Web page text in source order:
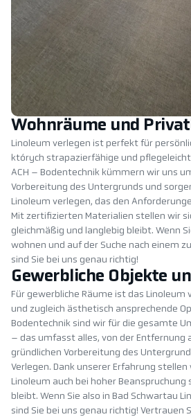
Wohnräume und
Linoleum verlegen ist perfekt für
których strapazierfähige und
ACH – Bodentechnik kümmern wir uns
Vorbereitung des Untergrunds und
Linoleum verlegen, das den
Mit zertifizierten Materialien stellen wir
gleichmäßig und langlebig bleibt. Wenn
wohnen und auf der Suche nach einem
sind Sie bei uns genau richtig!
Gewerbliche Objekte
Für gewerbliche Räume ist das Linoleum
und zugleich ästhetisch ansprechende
Bodentechnik sind wir für die gesamte
– das umfasst alles, von der Entfernung
gründlichen Vorbereitung des
Verlegen. Dank unserer Erfahrung stellen
Linoleum auch bei hoher Beanspruchung
bleibt. Wenn Sie also in Bad Schwartau
sind Sie bei uns genau richtig! Vertrauen